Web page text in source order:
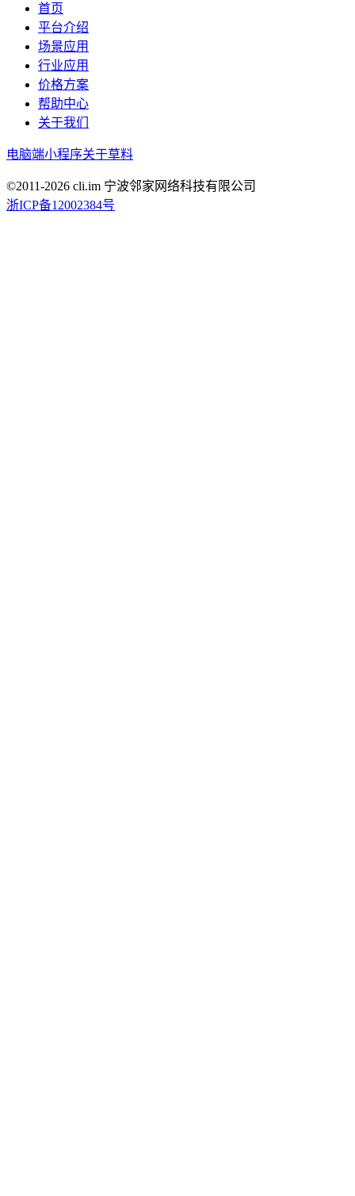
首页
平台介绍
场景应用
行业应用
价格方案
帮助中心
关于我们
电脑端小程序关于草料
©2011-2026 cli.im 宁波邻家网络科技有限公司
浙ICP备12002384号